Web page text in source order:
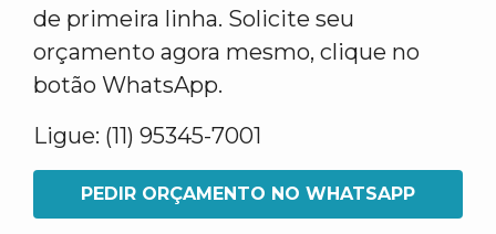
de primeira linha. Solicite seu
orçamento agora mesmo, clique no
botão WhatsApp.
Ligue: (11) 95345-7001
PEDIR ORÇAMENTO NO WHATSAPP